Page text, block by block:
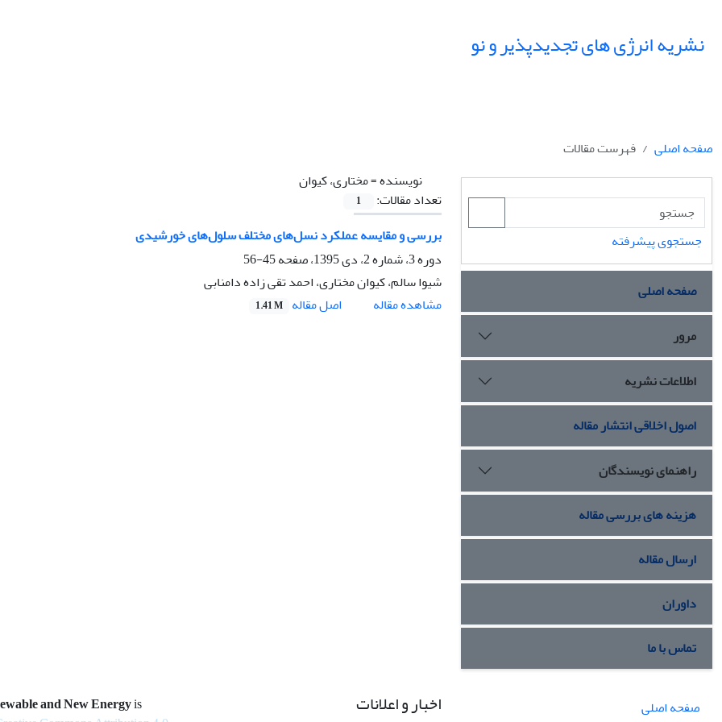
نشریه انرژی های تجدیدپذیر و نو
صفحه اصلی
فهرست مقالات
نویسنده =مختاری، کیوان
تعداد مقالات:
1
بررسی و مقایسه عملکرد نسل‌های مختلف سلول‌های خورشیدی
دوره 3، شماره 2، دی 1395، صفحه
45-56
شیوا سالم، کیوان مختاری، احمد تقی زاده دامنابی
مشاهده مقاله
اصل مقاله 1.41 M
جستجوی پیشرفته
صفحه اصلی
مرور
اطلاعات نشریه
اصول اخلاقی انتشار مقاله
راهنمای نویسندگان
هزینه های بررسی مقاله
ارسال مقاله
داوران
تماس با ما
صفحه اصلی
اخبار و اعلانات and New Energyis